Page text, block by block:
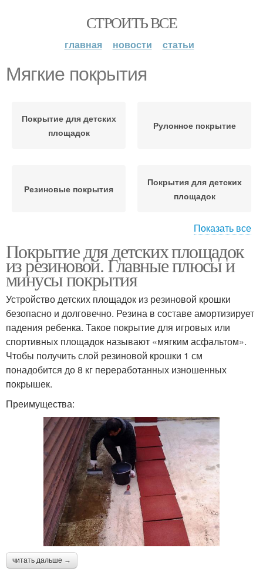
СТРОИТЬ ВСЕ
главная новости статьи
Мягкие покрытия
Покрытие для детских
площадок
Рулонное покрытие
Резиновые покрытия
Покрытия для детских
площадок
Резиновое покрытие
площадках
Травмобезопасные
покрытия
Покрытие на детскую
площадку
Бесшовное покрытие
Показать все
Покрытие для детских площадок
из резиновой. Главные плюсы и
минусы покрытия
Устройство детских площадок из резиновой крошки
безопасно и долговечно. Резина в составе амортизирует
падения ребенка. Такое покрытие для игровых или
спортивных площадок называют «мягким асфальтом».
Чтобы получить слой резиновой крошки 1 см
понадобится до 8 кг переработанных изношенных
покрышек.
Преимущества:
читать дальше →